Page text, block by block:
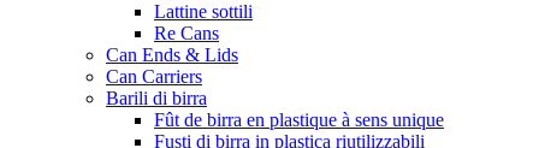
Lattine sottili
Re Cans
Can Ends & Lids
Can Carriers
Barili di birra
Fût de birra en plastique à sens unique
Fusti di birra in plastica riutilizzabili